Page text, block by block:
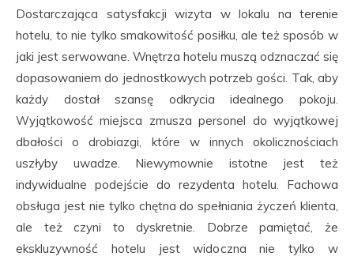
Dostarczająca satysfakcji wizyta w lokalu na terenie
hotelu, to nie tylko smakowitość posiłku, ale też sposób w
jaki jest serwowane. Wnętrza hotelu muszą odznaczać się
dopasowaniem do jednostkowych potrzeb gości. Tak, aby
każdy dostał szansę odkrycia idealnego pokoju.
Wyjątkowość miejsca zmusza personel do wyjątkowej
dbałości o drobiazgi, które w innych okolicznościach
uszłyby uwadze. Niewymownie istotne jest też
indywidualne podejście do rezydenta hotelu. Fachowa
obsługa jest nie tylko chętna do spełniania życzeń klienta,
ale też czyni to dyskretnie. Dobrze pamiętać, że
ekskluzywność hotelu jest widoczna nie tylko w